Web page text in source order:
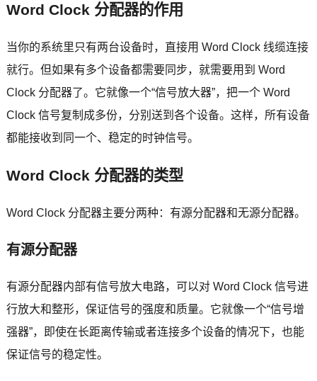
Word Clock 分配器的作用
当你的系统里只有两台设备时，直接用 Word Clock 线缆连接
就行。但如果有多个设备都需要同步，就需要用到 Word
Clock 分配器了。它就像一个“信号放大器”，把一个 Word
Clock 信号复制成多份，分别送到各个设备。这样，所有设备
都能接收到同一个、稳定的时钟信号。
Word Clock 分配器的类型
Word Clock 分配器主要分两种：有源分配器和无源分配器。
有源分配器
有源分配器内部有信号放大电路，可以对 Word Clock 信号进
行放大和整形，保证信号的强度和质量。它就像一个“信号增
强器”，即使在长距离传输或者连接多个设备的情况下，也能
保证信号的稳定性。